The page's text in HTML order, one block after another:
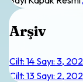
Arşiv
Cilt: 14 Sayı: 3,
Cilt: 13 Sayı: 2,